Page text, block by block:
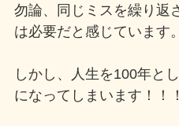
勿論、同じミスを繰り返
は必要だと感じています。
しかし、人生を100年と
になってしまいます！！